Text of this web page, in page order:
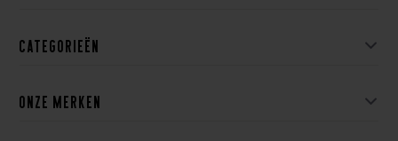
Categorieën
Onze merken